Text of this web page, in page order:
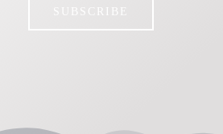
SUBSCRIBE